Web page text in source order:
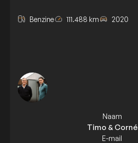
Benzine 111.488 km 2020
Naam
Timo & Corné
E-mail